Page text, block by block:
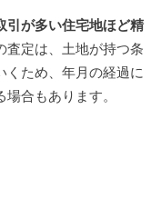
引が多い住宅地ほど精
査定は、土地が持つ条
くため、年月の経過に
合もあります。